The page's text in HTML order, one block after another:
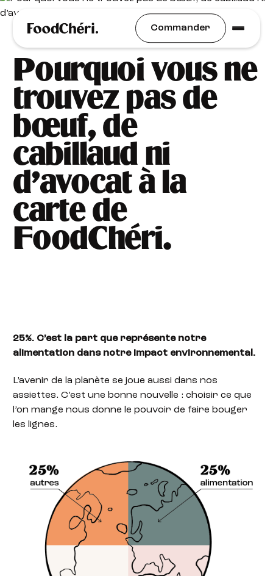
Commander
Idées Recettes
Pourquoi vous ne
trouvez pas de
bœuf, de
cabillaud ni
d’avocat à la
carte de
FoodChéri.
25%. C’est la part que représente notre
alimentation dans notre impact environnemental.
L’avenir de la planète se joue aussi dans nos
assiettes. C’est une bonne nouvelle : choisir ce que
l’on mange nous donne le pouvoir de faire bouger
les lignes.